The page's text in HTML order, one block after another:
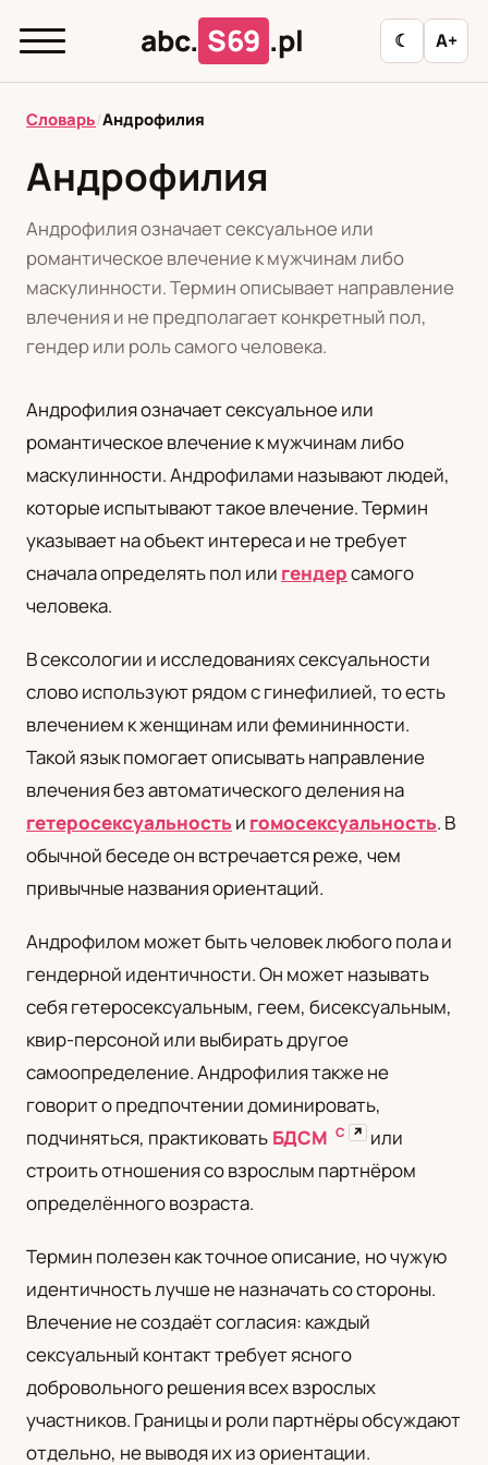
abc. S69 .pl ☾ A+
abc.
Л
М Н О П Р С Т
У
Ф
Ц Ш Э
Polski Русский
Українська
Словарь/Андрофилия
Андрофилия
Андрофилия означает сексуальное или
романтическое влечение к мужчинам либо
маскулинности. Термин описывает направление
влечения и не предполагает конкретный пол,
гендер или роль самого человека.
Андрофилия означает сексуальное или
романтическое влечение к мужчинам либо
маскулинности. Андрофилами называют людей,
которые испытывают такое влечение. Термин
указывает на объект интереса и не требует
сначала определять пол или гендерсамого
человека.
В сексологии и исследованиях сексуальности
слово используют рядом с гинефилией, то есть
влечением к женщинам или фемининности.
Такой язык помогает описывать направление
влечения без автоматического деления на
гетеросексуальность и гомосексуальность. В
обычной беседе он встречается реже, чем
привычные названия ориентаций.
Андрофилом может быть человек любого пола и
гендерной идентичности. Он может называть
себя гетеросексуальным, геем, бисексуальным,
квир-персоной или выбирать другое
самоопределение. Андрофилия также не
говорит о предпочтении доминировать,
подчиняться, практиковать БДСМ С ↗ или
строить отношения со взрослым партнёром
определённого возраста.
Термин полезен как точное описание, но чужую
идентичность лучше не назначать со стороны.
Влечение не создаёт согласия: каждый
сексуальный контакт требует ясного
добровольного решения всех взрослых
участников. Границы и роли партнёры обсуждают
отдельно, не выводя их из ориентации.